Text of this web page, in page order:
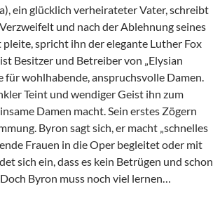
ein glücklich verheirateter Vater, schreibt
und nach der Ablehnung seines
spricht ihn der elegante Luther Fox
Besitzer und Betreiber von „Elysian
für wohlhabende, anspruchsvolle Damen.
Teint und wendiger Geist ihn zum
Damen macht. Sein erstes Zögern
Byron sagt sich, er macht „schnelles
Frauen in die Oper begleitet oder mit
sich ein, dass es kein Betrügen und schon
Byron muss noch viel lernen…